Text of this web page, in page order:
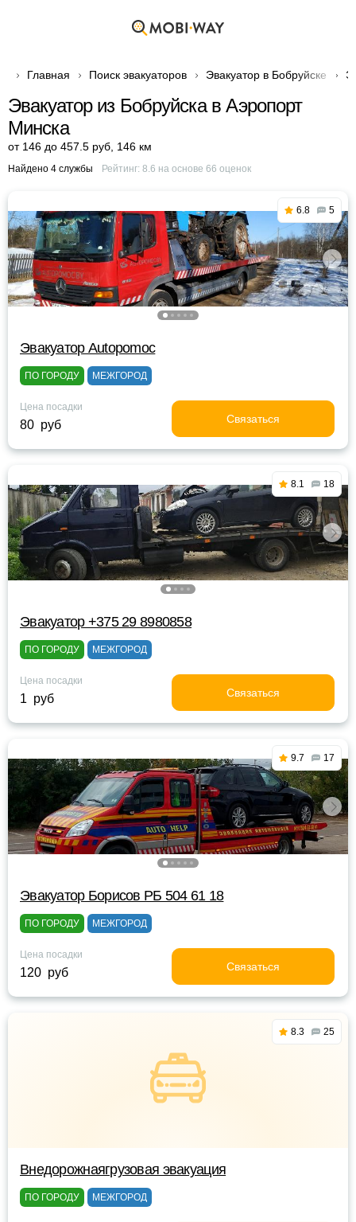
Главная Поиск эвакуаторов Эвакуатор в Бобруйске
Эвакуатор из Бобруйска в Аэропорт
Минска
от 146 до 457.5 руб 146 км
Найдено 4 службы Рейтинг: 8.6 на основе 66 оценок
6.8 5
Эвакуатор Autopomoc
ПО ГОРОДУ МЕЖГОРОД
Цена посадки
80 руб Связаться
8.1 18
Эвакуатор +375 29 8980858
ПО ГОРОДУ МЕЖГОРОД
Цена посадки
1 руб Связаться
9.7 17
Эвакуатор Борисов РБ 504 61 18
ПО ГОРОДУ МЕЖГОРОД
Цена посадки
120 руб Связаться
8.3 25
Внедорожнаягрузовая эвакуация
ПО ГОРОДУ МЕЖГОРОД